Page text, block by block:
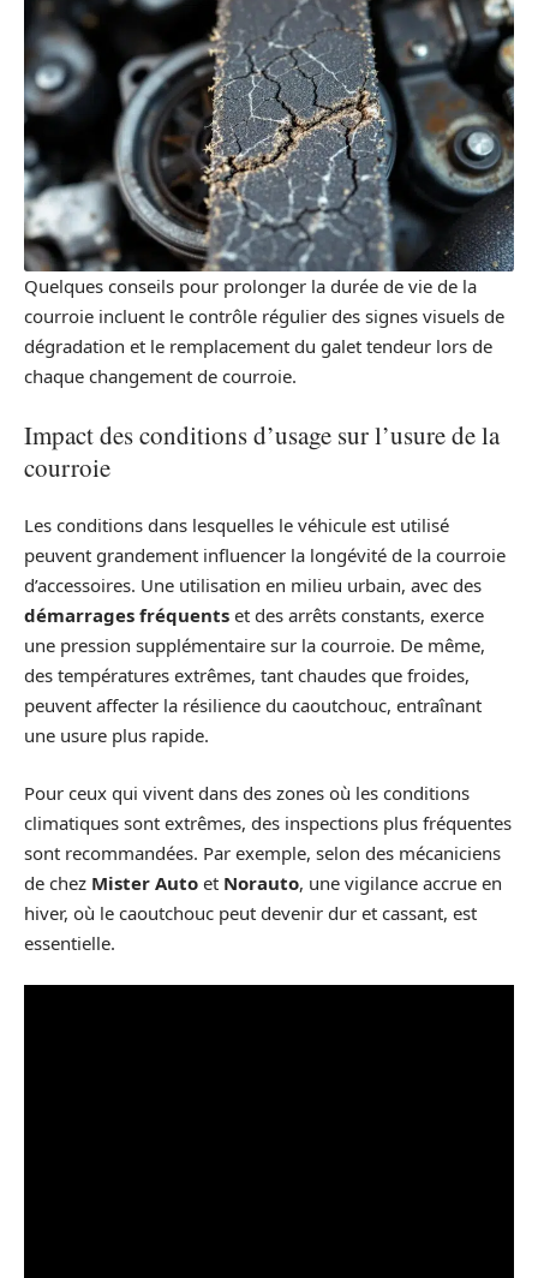
Quelques conseils pour prolonger la durée de vie de la
courroie incluent le contrôle régulier des signes visuels de
dégradation et le remplacement du galet tendeur lors de
chaque changement de courroie.
Impact des conditions d’usage sur l’usure de la
courroie
Les conditions dans lesquelles le véhicule est utilisé
peuvent grandement influencer la longévité de la courroie
d’accessoires. Une utilisation en milieu urbain, avec des
démarrages fréquents et des arrêts constants, exerce
une pression supplémentaire sur la courroie. De même,
des températures extrêmes, tant chaudes que froides,
peuvent affecter la résilience du caoutchouc, entraînant
une usure plus rapide.
Pour ceux qui vivent dans des zones où les conditions
climatiques sont extrêmes, des inspections plus fréquentes
sont recommandées. Par exemple, selon des mécaniciens
de chez Mister Auto et Norauto, une vigilance accrue en
hiver, où le caoutchouc peut devenir dur et cassant, est
essentielle.